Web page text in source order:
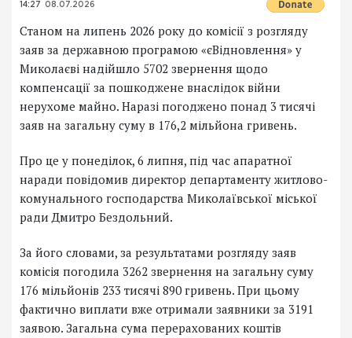
14:27 08.07.2026
Станом на липень 2026 року до комісії з розгляду
заяв за державною програмою «єВідновлення» у
Миколаєві надійшло 5702 звернення щодо
компенсації за пошкоджене внаслідок війни
нерухоме майно. Наразі погоджено понад 3 тисячі
заяв на загальну суму в 176,2 мільйона гривень.
Про це у понеділок, 6 липня, під час апаратної
наради повідомив директор департаменту житлово-
комунального господарства Миколаївської міської
ради Дмитро Бездольний.
За його словами, за результатами розгляду заяв
комісія погодила 3262 звернення на загальну суму
176 мільйонів 233 тисячі 890 гривень. При цьому
фактично виплати вже отримали заявники за 3191
заявою. Загальна сума перерахованих коштів